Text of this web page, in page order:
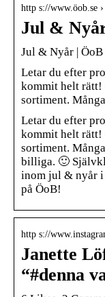
http s://www.öob.se
Jul &
Jul & Nyår | ÖoB
Letar du efter
kommit helt rätt!
sortiment.
Letar du efter
kommit helt rätt!
sortiment.
billiga. 🙂
inom jul & nyår i
på ÖoB!
http s://
Janette
“#denna